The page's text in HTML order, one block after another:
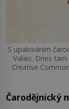
S upalováním
Valais. Dnes
Creative
Čarodějnický